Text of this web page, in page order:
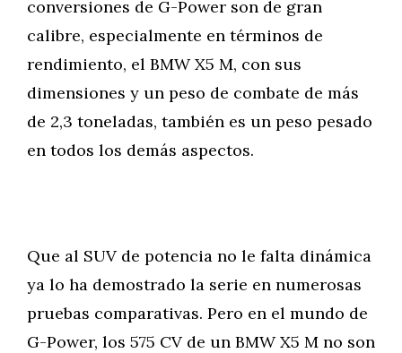
conversiones de G-Power son de gran
calibre, especialmente en términos de
rendimiento, el BMW X5 M, con sus
dimensiones y un peso de combate de más
de 2,3 toneladas, también es un peso pesado
en todos los demás aspectos.
Que al SUV de potencia no le falta dinámica
ya lo ha demostrado la serie en numerosas
pruebas comparativas. Pero en el mundo de
G-Power, los 575 CV de un BMW X5 M no son